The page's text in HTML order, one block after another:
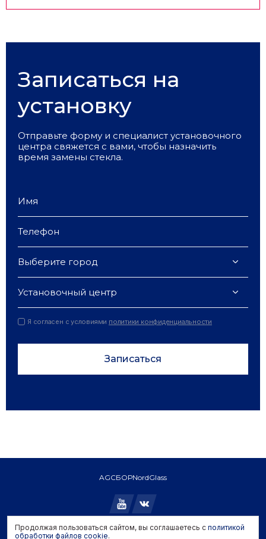
Записаться на
установку
Отправьте форму и специалист установочного
центра свяжется с вами, чтобы назначить
время замены стекла.
Выберите город
Установочный центр
Я согласен с условиями политики конфиденциальности
Записаться
AGCБОРNordGlass
Copyright © 2026 AGC. All rights reserved.
Продолжая пользоваться сайтом, вы соглашаетесь с политикой
обработки файлов cookie.